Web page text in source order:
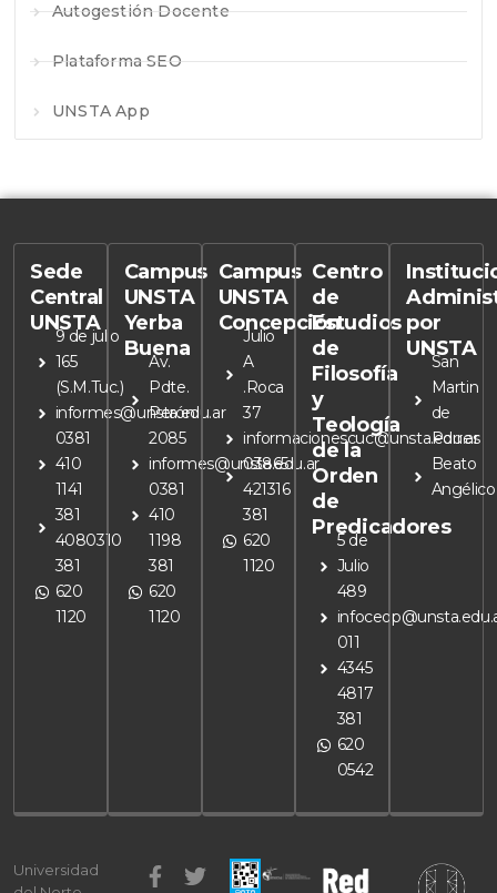
Autogestión Docente
Plataforma SEO
UNSTA App
Sede
Central
UNSTA
9 de julio
165
(S.M.Tuc.)
informes@unsta.edu.ar
0381
410
1141
381
4080310
381
620
1120
Campus
UNSTA
Yerba
Buena
Av.
Pdte.
Perón
2085
informes@unsta.edu.ar
0381
410
1198
381
620
1120
Campus
UNSTA
Concepción
Julio
A
.Roca
37
informacionescuc@unsta.edu.ar
03865
421316
381
620
1120
Centro
de
Estudios
de
Filosofía
y
Teología
de la
Orden
de
Predicadores
5 de
Julio
489
011
4345
4817
381
620
0542
por
UNSTA
San
Martin
de
Porres
Beato
Angélico
Universidad
F
T
I
Y
L
W
E